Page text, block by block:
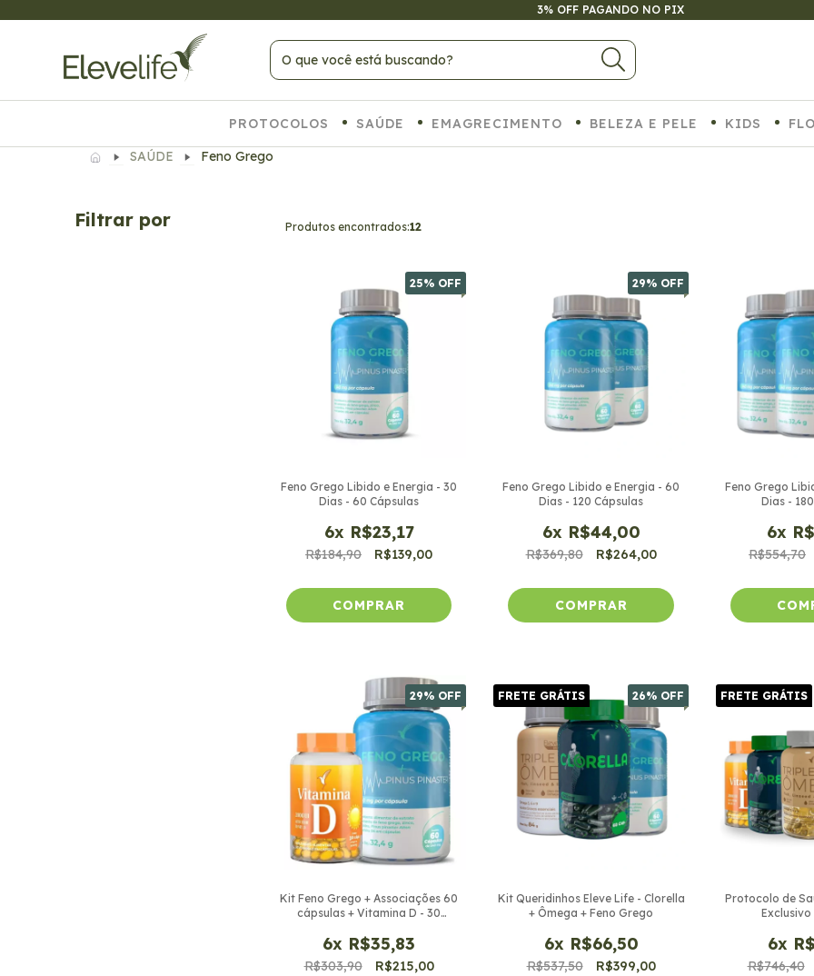
3% OFF PAGANDO NO PIX
PROTOCOLOS SAÚDE EMAGRECIMENTO BELEZA E PELE KIDS
SAÚDE
Feno Grego
Filtrar por Produtos encontrados:12
25% OFF
Feno Grego Libido e Energia - 30
Dias - 60 Cápsulas
6x R$23,17
R$184,90 R$139,00
29% OFF
Feno Grego Libido e Energia - 60
Dias - 120 Cápsulas
6x R$44,00
R$369,80 R$264,00
Feno Grego
Dias -
6x
R$554,70
29% OFF
Kit Feno Grego + Associações 60
cápsulas + Vitamina D - 30
6x R$35,83
R$303,90 R$215,00
26% OFF
FRETE GRÁTIS
Kit Queridinhos Eleve Life - Clorella
+ Ômega + Feno Grego
6x R$66,50
R$537,50 R$399,00
FRETE GRÁTIS
Protocolo de
Exclusivo
6x
R$746,40